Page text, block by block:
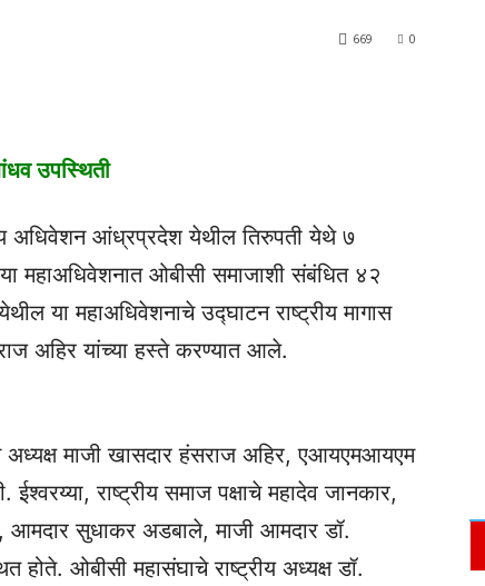
0
669
उपस्थिती
अधिवेशन आंध्रप्रदेश येथील तिरुपती येथे ७
महाअधिवेशनात ओबीसी समाजाशी संबंधित ४२
या महाअधिवेशनाचे उद्घाटन राष्ट्रीय मागास
अहिर यांच्या हस्ते करण्यात आले.
अध्यक्ष माजी खासदार हंसराज अहिर, एआयएमआयएम
राष्ट्रीय समाज पक्षाचे महादेव जानकार,
सुधाकर अडबाले, माजी आमदार डॉ.
ओबीसी महासंघाचे राष्ट्रीय अध्यक्ष डॉ.